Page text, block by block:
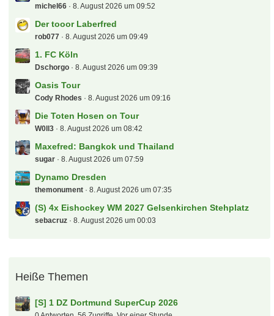
8. August 2026 um 10:57
VfL Osnabrück
8. August 2026 um 10:57
München
8. August 2026 um 10:55
Österreich - T-Mobile Bundesliga
Wretched 8. August 2026 um 10:50
1. FC Heidenheim 1846
8. August 2026 um 10:47
(B) 2x Broilers Heute Loreley Sonderpreis
Duffman0815
Waldhof Mannheim
8. August 2026 um 10:18
Kaufberatung PKW (Kombi o.ä.)
BavariaFantastika
Der tooor Laberfred
1. FC Köln